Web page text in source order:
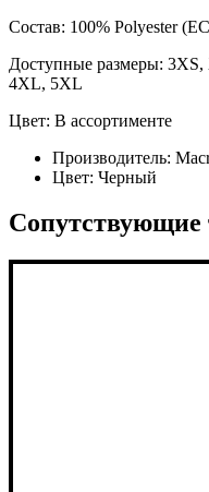
Состав: 100% Polyester
Доступные размеры:
4XL, 5XL
Цвет: В ассортименте
Производитель:
Цвет: Черный
Сопутствующие